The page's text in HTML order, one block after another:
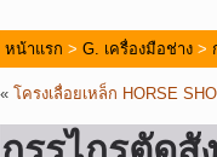
หน้าแรก > G. เครื่องมือช่าง >
« โครงเลื่อยเหล็ก HORSE